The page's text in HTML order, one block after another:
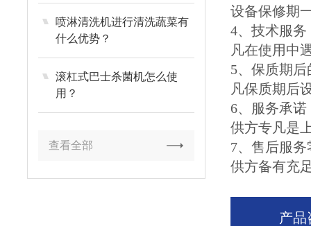
喷淋清洗机进行清洗蔬菜有
什么优势？
滚杠式巴士杀菌机怎么使
用？
查看全部
设备保修期
4、技术服务
凡在使用中
5、保质期
凡保质期后
6、服务承诺
供方专凡是
7、售后服
供方备有充
产品